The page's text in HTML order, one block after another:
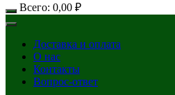
Всего: 0,00 ₽
Доставка и оплата
О нас
Контакты
Вопрос-ответ